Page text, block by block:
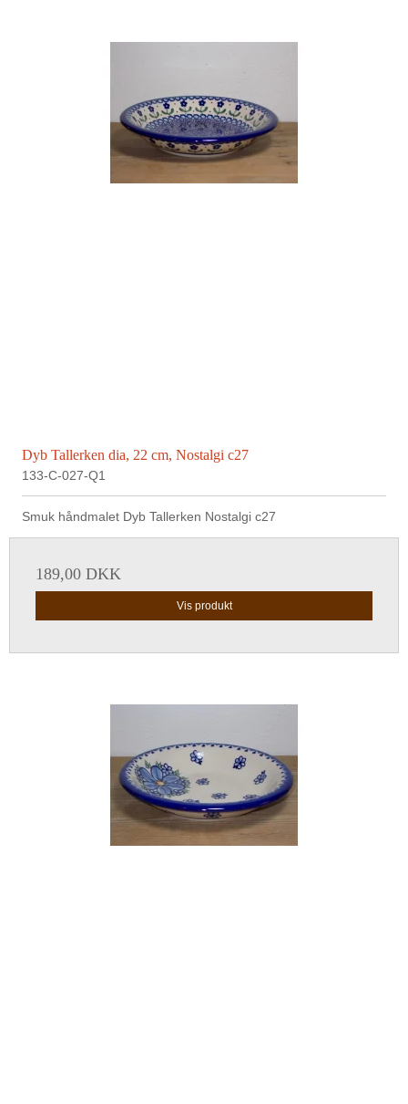
Dyb Tallerken dia, 22 cm, Nostalgi c27
133-C-027-Q1
Smuk håndmalet Dyb Tallerken Nostalgi c27
189,00 DKK
Vis produkt